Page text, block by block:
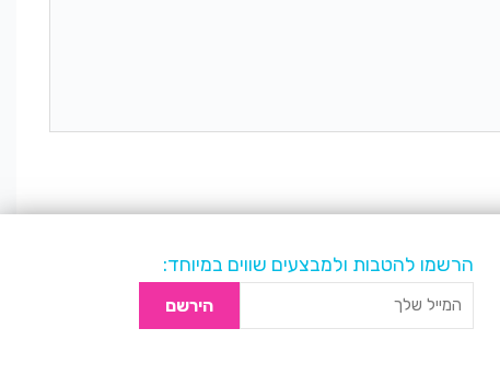
הרשמו להטבות ולמבצעים שווים במיוחד:
הירשם